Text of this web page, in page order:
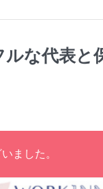
ルな代表と
ました。